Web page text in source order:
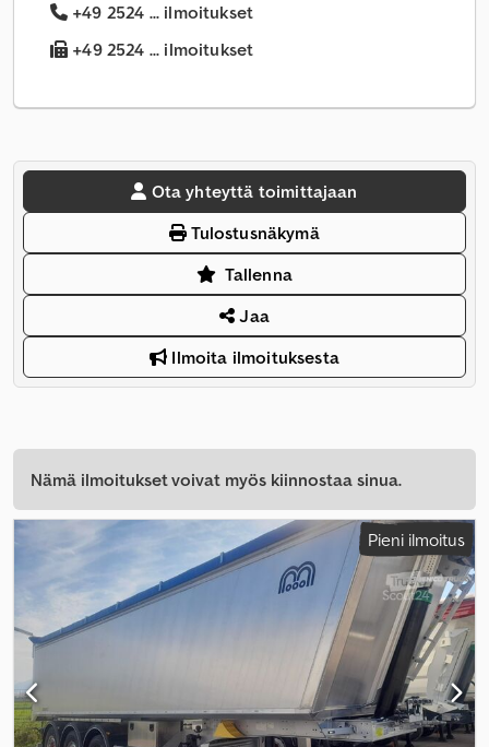
+49 2524 ... ilmoitukset
+49 2524 ... ilmoitukset
Ota yhteyttä toimittajaan
Tulostusnäkymä
Tallenna
Jaa
Ilmoita ilmoituksesta
Nämä ilmoitukset voivat myös kiinnostaa sinua.
Pieni ilmoitus